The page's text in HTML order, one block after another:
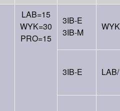
LAB=15
WYK=30
PRO=15
3IB-E
3IB-M
3IB-E